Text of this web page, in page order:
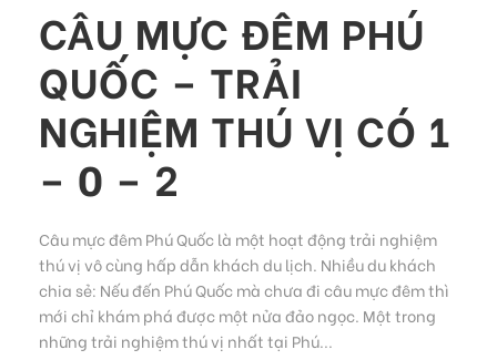
CÂU MỰC ĐÊM PHÚ
QUỐC – TRẢI
NGHIỆM THÚ VỊ CÓ 1
– 0 – 2
Câu mực đêm Phú Quốc là một hoạt động trải nghiệm
thú vị vô cùng hấp dẫn khách du lịch. Nhiều du khách
chia sẻ: Nếu đến Phú Quốc mà chưa đi câu mực đêm thì
mới chỉ khám phá được một nửa đảo ngọc. Một trong
những trải nghiệm thú vị nhất tại Phú...